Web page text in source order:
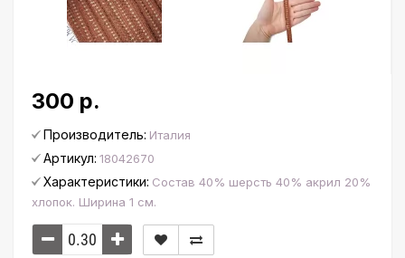
300 р.
Производитель: Италия
Артикул: 18042670
Характеристики: Состав 40% шерсть 40% акрил 20%
хлопок. Ширина 1 см.